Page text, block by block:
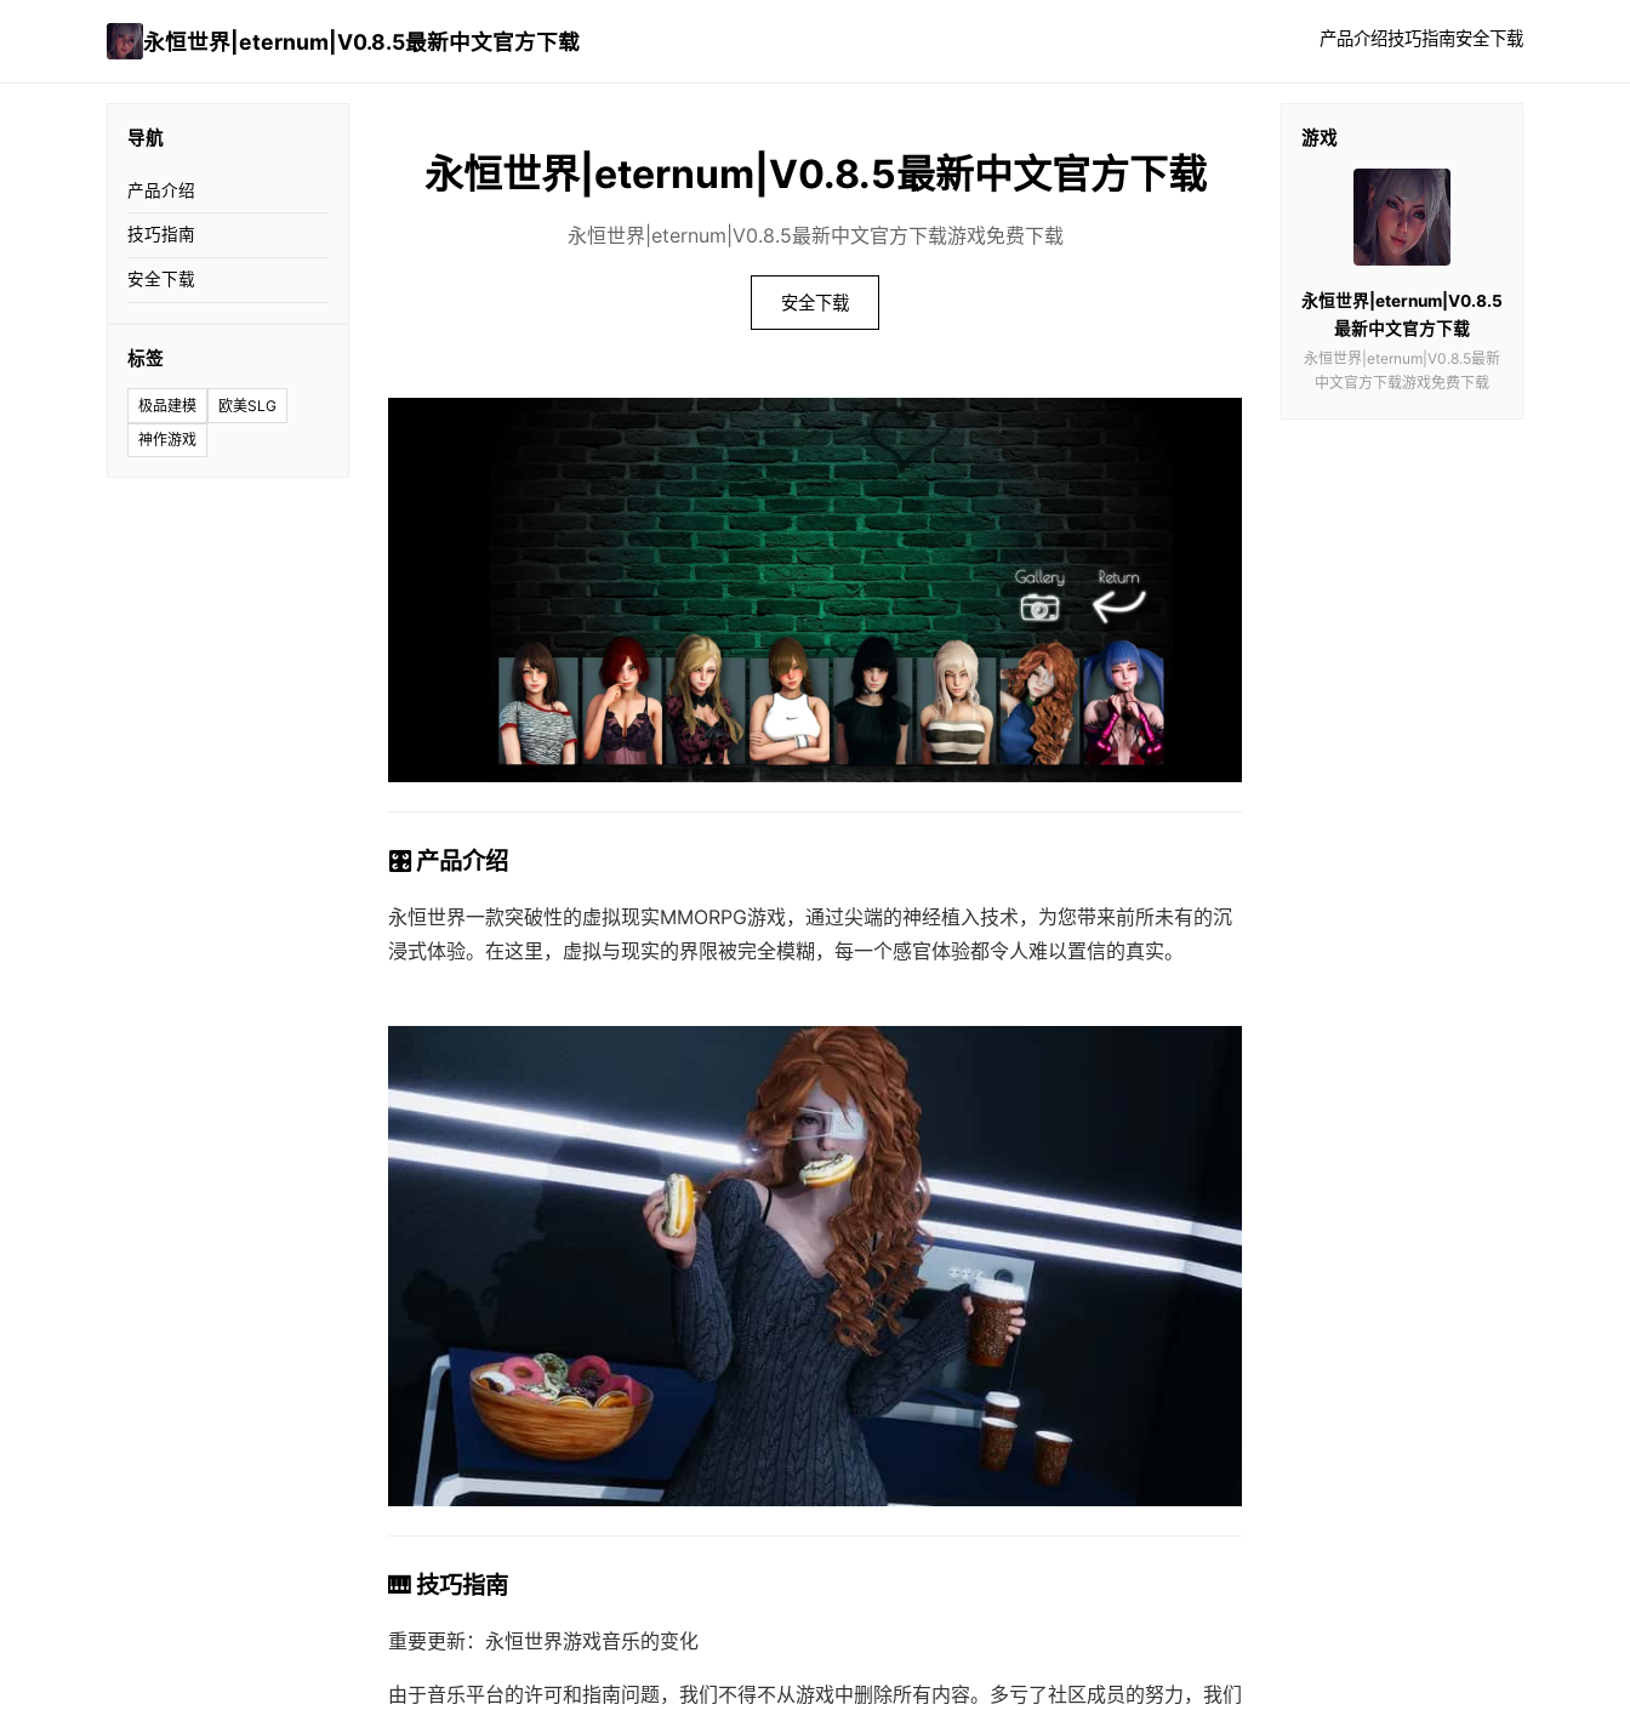
永恒世界|eternum|V0.8.5最新中文官方下载 产品介绍技巧指南安全下载
导航
产品介绍
技巧指南
安全下载
标签
极品建模
欧美SLG
神作游戏
永恒世界|eternum|V0.8.5最新中文官方下载
永恒世界|eternum|V0.8.5最新中文官方下载游戏免费下载
安全下载
🎛️ 产品介绍
永恒世界一款突破性的虚拟现实MMORPG游戏，通过尖端的神经植入技术，为您带来前所未有的沉
浸式体验。在这里，虚拟与现实的界限被完全模糊，每一个感官体验都令人难以置信的真实。
🎹 技巧指南
重要更新：永恒世界游戏音乐的变化
由于音乐平台的许可和指南问题，我们不得不从游戏中删除所有内容。多亏了社区成员的努力，我们
游戏
永恒世界|eternum|V0.8.5
最新中文官方下载
永恒世界|eternum|V0.8.5最新
中文官方下载游戏免费下载